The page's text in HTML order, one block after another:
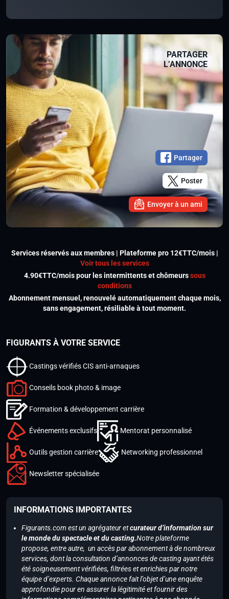
PARTAGER
L’ANNONCE
Partager
Poster
Envoyer à un ami
Services réservés aux membres | Plateforme pro 12€TTC/mois |
Voir tous les services
4.90€TTC/mois pour les intermittents et chômeurssous
conditions
Abonnement mensuel, renouvelé automatiquement chaque mois,
sans engagement, résiliable à tout moment.
FIGURANTS À VOTRE SERVICE
Castings vérifiés CIS anti-arnaques
Conseils book photo & image
Formation & développement carrière
Événements exclusifs Mentorat personnalisé
Outils gestion carrière Networking professionnel
Newsletter spécialisée
INFORMATIONS IMPORTANTES
Figurants.com est un agrégateur etcurateur d’information sur
le monde du spectacle et du casting.Notre plateforme
propose, entre autre, un accès par abonnement à de nombreux
services, dont la consultation d’annonces de casting ayant étés
été soigneusement vérifiées, filtrées et enrichies par notre
équipe d’experts. Chaque annonce fait l’objet d’une enquête
approfondie pour en assurer la légitimité et fournir des